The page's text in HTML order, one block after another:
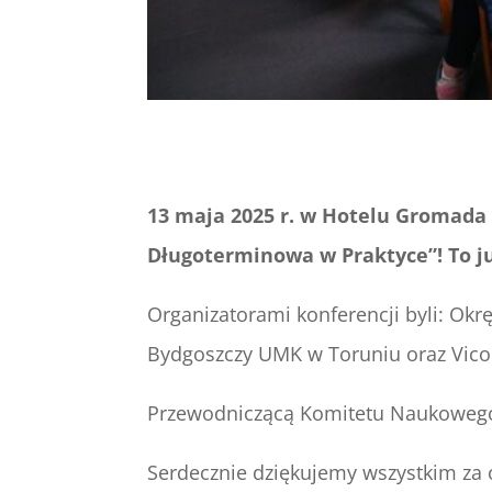
13 maja 2025 r. w Hotelu
Długoterminowa w Praktyce”! To
Organizatorami konferencji byli:
Bydgoszczy UMK w Toruniu oraz
Przewodniczącą Komitetu
Serdecznie dziękujemy wszystkim za